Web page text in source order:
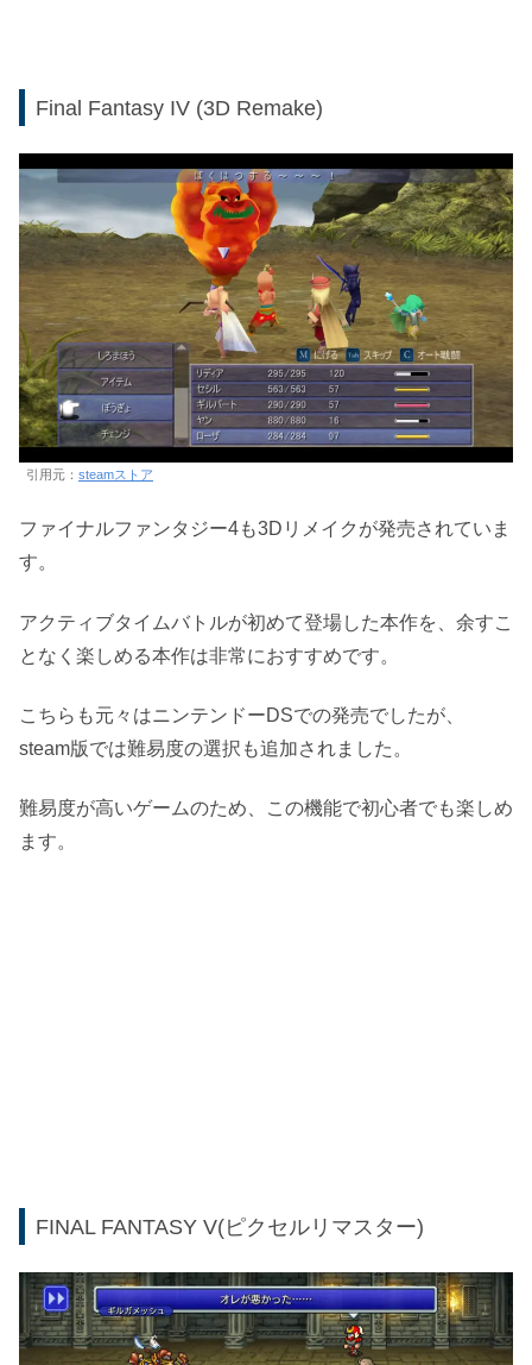
Final Fantasy IV (3D Remake)
引用元： steamストア
ファイナルファンタジー4も3Dリメイクが発売されていま
す。
アクティブタイムバトルが初めて登場した本作を、余すこ
となく楽しめる本作は非常におすすめです。
こちらも元々はニンテンドーDSでの発売でしたが、
steam版では難易度の選択も追加されました。
難易度が高いゲームのため、この機能で初心者でも楽しめ
ます。
FINAL FANTASY V(ピクセルリマスター)